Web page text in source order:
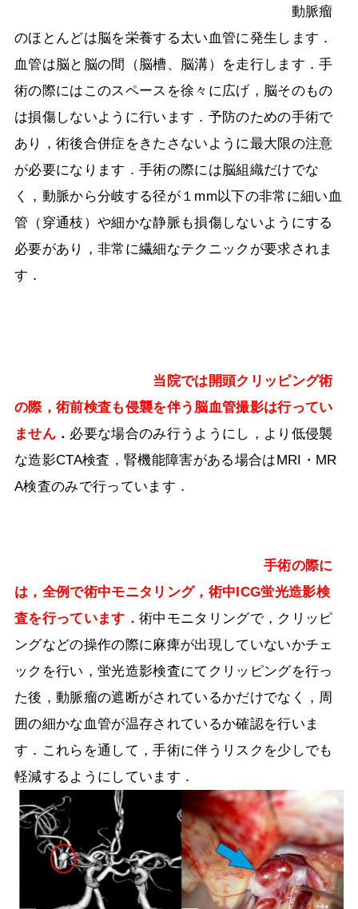
動脈瘤
のほとんどは脳を栄養する太い血管に発生します．
血管は脳と脳の間（脳槽、脳溝）を走行します．手
術の際にはこのスペースを徐々に広げ，脳そのもの
は損傷しないように行います．予防のための手術で
あり，術後合併症をきたさないように最大限の注意
が必要になります．手術の際には脳組織だけでな
く，動脈から分岐する径が１ mm以下の非常に細い血
管（穿通枝）や細かな静脈も損傷しないようにする
必要があり，非常に繊細なテクニックが要求されま
す．
当院では開頭クリッピング術
の際，術前検査も侵襲を伴う脳血管撮影は行ってい
ません． 必要な場合のみ行うようにし，より低侵襲
な造影CTA検査，腎機能障害がある場合はMRI ・ MR
A検査のみで行っています．
手術の際に
は，全例で術中モニタリング，術中ICG蛍光造影検
査を行っています． 術中モニタリングで，クリッピ
ングなどの操作の際に麻痺が出現していないかチェ
ックを行い，蛍光造影検査にてクリッピングを行っ
た後，動脈瘤の遮断がされているかだけでなく，周
囲の細かな血管が温存されているか確認を行いま
す．これらを通して，手術に伴うリスクを少しでも
軽減するようにしています．